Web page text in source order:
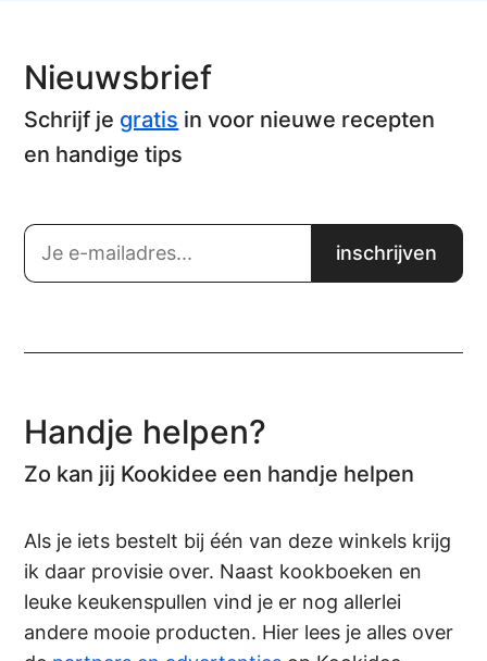
Nieuwsbrief
Schrijf je gratis in voor nieuwe recepten
en handige tips
Handje helpen?
Zo kan jij Kookidee een handje helpen
Als je iets bestelt bij één van deze winkels krijg
ik daar provisie over. Naast kookboeken en
leuke keukenspullen vind je er nog allerlei
andere mooie producten. Hier lees je alles over